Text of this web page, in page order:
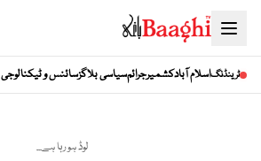
ٹرینڈنگاسلام آبادکشمیرجرائمسیاسی بلاگزسائنس و ٹیکنالوجی
لوڈ ہو رہا ہے...